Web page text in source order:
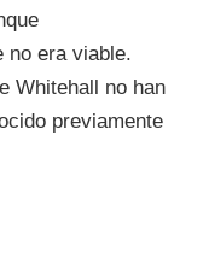
no era viable.
Whitehall no han
previamente